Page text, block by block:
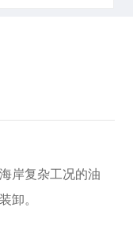
岸复杂工况的油
卸。